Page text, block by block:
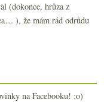
(dokonce, hrůza z
), že mám rád odrůdu
na Facebooku! :o)